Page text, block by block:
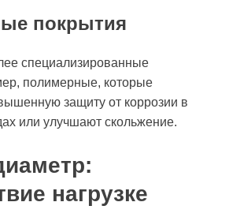
покрытия
специализированные
полимерные, которые
защиту от коррозии в
или улучшают скольжение.
нагрузке